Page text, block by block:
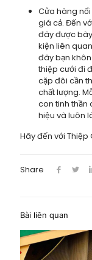
Cửa hàng
giá cả. Đến
đây được
kiện liên
đây bạn
thiệp cưới đi
cặp đôi cần
chất lượng.
con tinh thần
hiệu và luôn
Hãy đến với Thiệp
Share
Bài liên quan